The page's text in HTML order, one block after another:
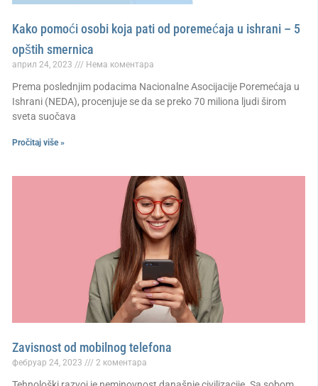
Kako pomoći osobi koja pati od poremećaja u ishrani – 5
opštih smernica
април 24, 2023 Нема коментара
Prema poslednjim podacima Nacionalne Asocijacije Poremećaja u
Ishrani (NEDA), procenjuje se da se preko 70 miliona ljudi širom
sveta suočava
Pročitaj više »
Zavisnost od mobilnog telefona
фебруар 24, 2023 2 коментара